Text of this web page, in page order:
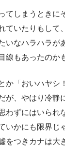
てしまうときに
ていたりもして
いなハラハラが
線もあったのか
か「おいハヤシ
が、やはり冷静
わずにはいられ
いかにも限界じ
をつきカナは大